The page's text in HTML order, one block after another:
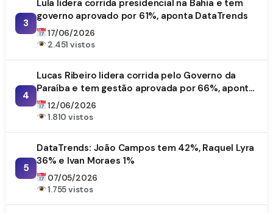
3
Lula lidera corrida presidencial na Bahia e tem
governo aprovado por 61%, aponta DataTrends
17/06/2026
2.451 vistos
4
Lucas Ribeiro lidera corrida pelo Governo da
Paraíba e tem gestão aprovada por 66%, aponta
DataTrends
12/06/2026
1.810 vistos
5
DataTrends: João Campos tem 42%, Raquel Lyra
36% e Ivan Moraes 1%
07/05/2026
1.755 vistos